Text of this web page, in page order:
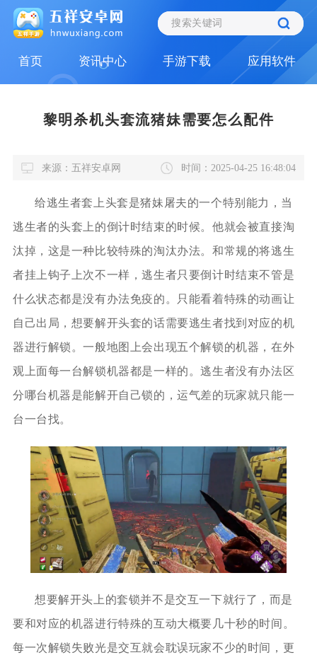
首页 资讯中心 手游下载 应用软件
黎明杀机头套流猪妹需要怎么配件
来源：五祥安卓网 时间：2025-04-25 16:48:04
给逃生者套上头套是猪妹屠夫的一个特别能力，当
逃生者的头套上的倒计时结束的时候。他就会被直接淘
汰掉，这是一种比较特殊的淘汰办法。和常规的将逃生
者挂上钩子上次不一样，逃生者只要倒计时结束不管是
什么状态都是没有办法免疫的。只能看着特殊的动画让
自己出局，想要解开头套的话需要逃生者找到对应的机
器进行解锁。一般地图上会出现五个解锁的机器，在外
观上面每一台解锁机器都是一样的。逃生者没有办法区
分哪台机器是能解开自己锁的，运气差的玩家就只能一
台一台找。
想要解开头上的套锁并不是交互一下就行了，而是
要和对应的机器进行特殊的互动大概要几十秒的时间。
每一次解锁失败光是交互就会耽误玩家不少的时间，更